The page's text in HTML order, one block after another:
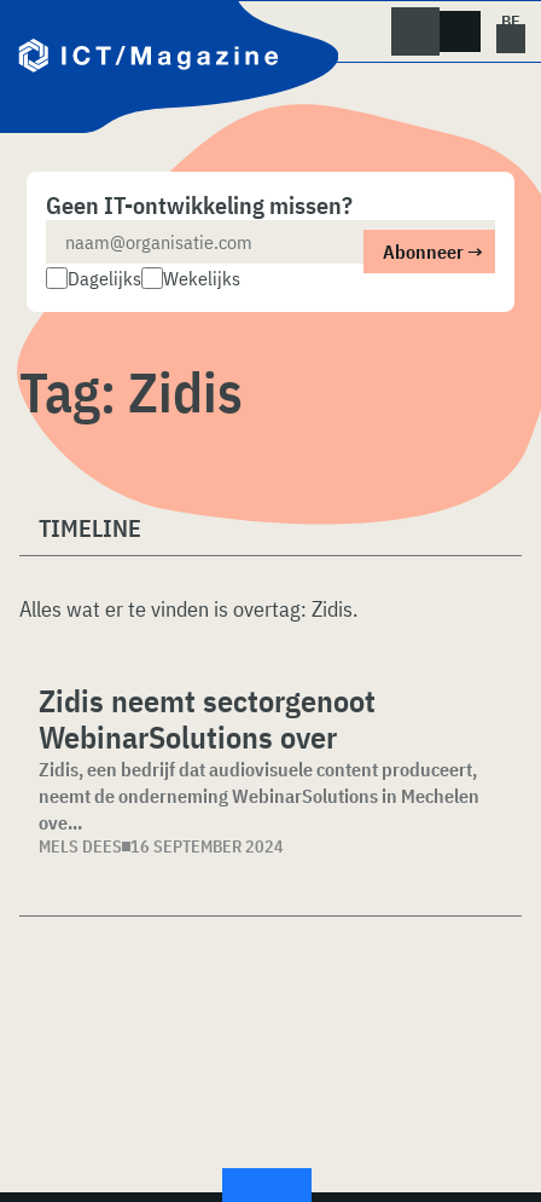
naar
content
Geen IT-ontwikkeling missen?
Dagelijks Wekelijks
Tag: Zidis
TIMELINE
Alles wat er te vinden is overtag: Zidis.
Zidis neemt sectorgenoot
WebinarSolutions over
Zidis, een bedrijf dat audiovisuele content produceert,
neemt de onderneming WebinarSolutions in Mechelen
ove...
MELS DEES 16 SEPTEMBER 2024